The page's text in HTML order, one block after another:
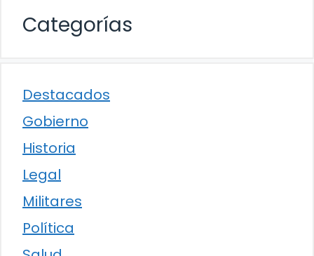
Categorías
Destacados
Gobierno
Historia
Legal
Militares
Política